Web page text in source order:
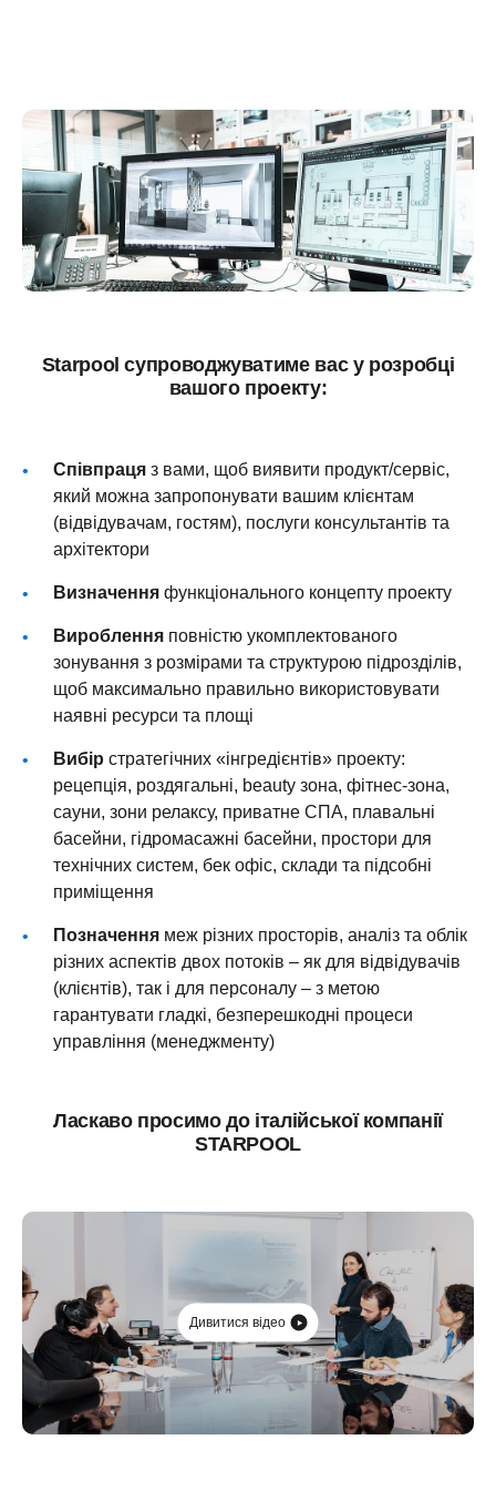
Starpool супроводжуватиме вас у розробці
вашого проекту:
Співпраця з вами, щоб виявити продукт/сервіс,
який можна запропонувати вашим клієнтам
(відвідувачам, гостям), послуги консультантів та
архітектори
Визначення функціонального концепту проекту
Вироблення повністю укомплектованого
зонування з розмірами та структурою підрозділів,
щоб максимально правильно використовувати
наявні ресурси та площі
Вибір стратегічних «інгредієнтів» проекту:
рецепція, роздягальні, beauty зона, фітнес-зона,
сауни, зони релаксу, приватне СПА, плавальні
басейни, гідромасажні басейни, простори для
технічних систем, бек офіс, склади та підсобні
приміщення
Позначення меж різних просторів, аналіз та облік
різних аспектів двох потоків – як для відвідувачів
(клієнтів), так і для персоналу – з метою
гарантувати гладкі, безперешкодні процеси
управління (менеджменту)
Ласкаво просимо до італійської компанії
STARPOOL
Дивитися відео